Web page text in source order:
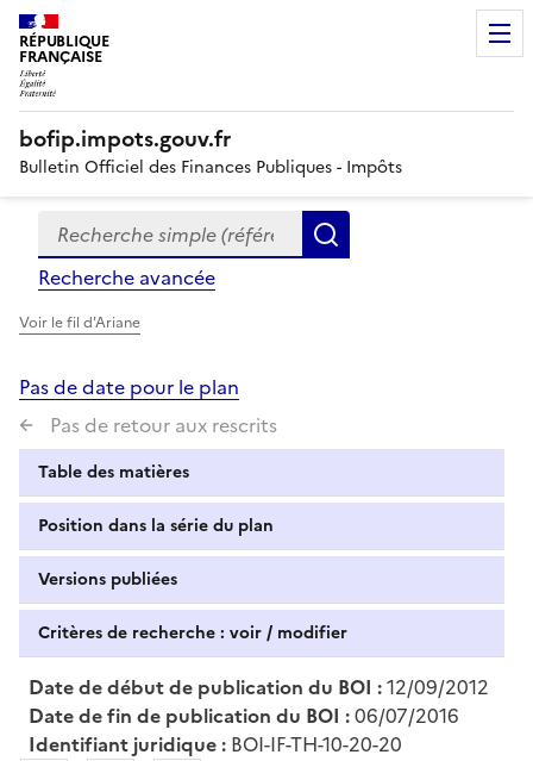
RÉPUBLIQUE
FRANÇAISE
bofip.impots.gouv.fr
Bulletin Officiel des Finances Publiques - Impôts
Formulaire
de
recherche
Recherche simple (références, mots clés, partie du
Recherche avancée
Voir le fil d'Ariane
Pas de date pour le plan
Pas de retour aux rescrits
Table des matières
Position dans la série du plan
Versions publiées
Critères de recherche : voir / modifier
Date de début de publication du BOI :12/09/2012
Date de fin de publication du BOI :06/07/2016
Identifiant juridique : BOI-IF-TH-10-20-20